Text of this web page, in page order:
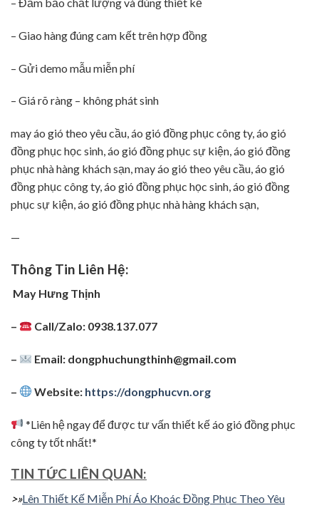
– Giao hàng đúng cam kết trên hợp đồng
– Gửi demo mẫu miễn phí
– Giá rõ ràng – không phát sinh
may áo gió theo yêu cầu, áo gió đồng phục công ty, áo gió
đồng phục học sinh, áo gió đồng phục sự kiện, áo gió đồng
phục nhà hàng khách sạn, may áo gió theo yêu cầu, áo gió
đồng phục công ty, áo gió đồng phục học sinh, áo gió đồng
phục sự kiện, áo gió đồng phục nhà hàng khách sạn,
—
Thông Tin Liên Hệ:
May Hưng Thịnh
– Call/Zalo: 0938.137.077
– Email: dongphuchungthinh@gmail.com
– Website: https://dongphucvn.org
*Liên hệ ngay để được tư vấn thiết kế áo gió đồng phục
công ty tốt nhất!*
TIN TỨC LIÊN QUAN:
>»Lên Thiết Kế Miễn Phí Áo Khoác Đồng Phục Theo Yêu